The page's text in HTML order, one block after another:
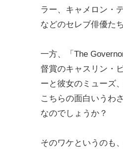
ラー、キャメロン・
などのセレブ俳優た
一方、「The
督賞のキャスリン・
ーと彼女のミューズ
こちらの面白いうわ
なのでしょうか？
そのワケというのも